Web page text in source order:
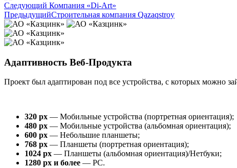
Следующий Компания «Di-Art»
ПредыдущийСтроительная компания Qazaqstroy
Адаптивность Веб-Продукта
Проект был адаптирован под все устройства, с которых можно
320 px — Мобильные устройства (портретная ориентация);
480 px — Мобильные устройства (альбомная ориентация);
600 px — Небольшие планшеты;
768 px — Планшеты (портретная ориентация);
1024 px — Планшеты (альбомная ориентация)/Нетбуки;
1280 px и более — PC.